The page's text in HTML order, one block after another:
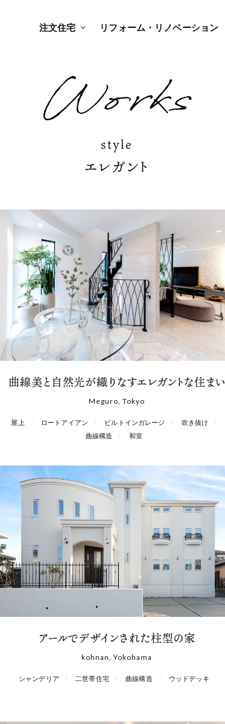
注文住宅 リフォーム・リノベーション
style
エレガント
曲線美と自然光が織りなすエレガントな住まい
Meguro, Tokyo
屋上 ロートアイアン ビルトインガレージ
吹き抜け
曲線構造
和室
アールでデザインされた柱型の家
kohnan, Yokohama
シャンデリア 二世帯住宅 曲線構造 ウッドデッキ